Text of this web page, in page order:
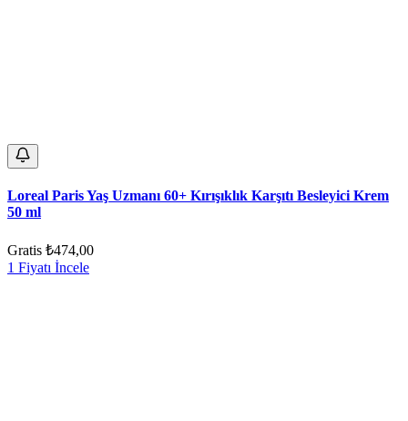
Loreal Paris Yaş Uzmanı 60+ Kırışıklık Karşıtı Besleyici Krem
50 ml
Gratis ₺474,00
1 Fiyatı İncele